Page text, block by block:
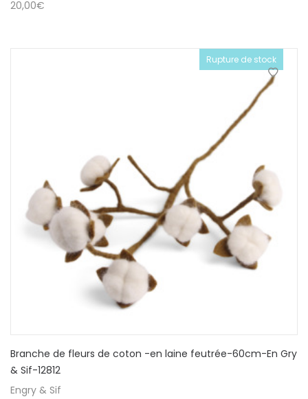
20,00€
Rupture de stock
Branche de fleurs de coton -en laine feutrée-60cm-En Gry
& Sif-12812
Engry & Sif